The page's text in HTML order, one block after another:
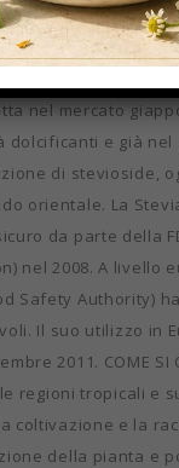
giapponesi e
Stevia come un
nel mercato
e già nel
di stevioside,
orientale. La
da parte della
nel 2008. A livello
Safety Authority)
Il suo utilizzo in
2011. COME SI
regioni tropicali e
coltivazione e la
della pianta e